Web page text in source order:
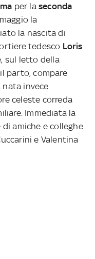
per laseconda
la
la nascita di
tedesco Loris
sul letto della
parto, compare
, nata invece
celeste correda
Immediata la
amiche e colleghe
e Valentina